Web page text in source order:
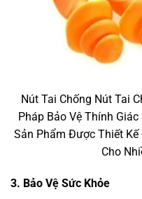
Nút Tai Chống Nút Tai
Pháp Bảo Vệ Thính
Sản Phẩm Được Thiết Kế
Cho
3. Bảo Vệ Sức Khỏe